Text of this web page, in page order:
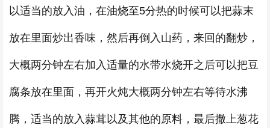
以适当的放入油，在油烧至5分热的时候可以把蒜末
放在里面炒出香味，然后再倒入山药，来回的翻炒，
大概两分钟左右加入适量的水带水烧开之后可以把豆
腐条放在里面，再开火炖大概两分钟左右等待水沸
腾，适当的放入蒜茸以及其他的原料，最后撒上葱花